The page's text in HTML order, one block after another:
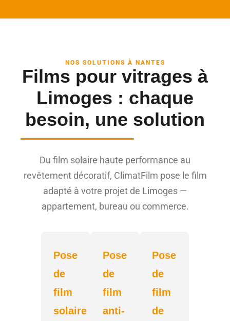
NOS SOLUTIONS À NANTES
Films pour vitrages à
Limoges : chaque
besoin, une solution
Du film solaire haute performance au
revêtement décoratif, ClimatFilm pose le film
adapté à votre projet de Limoges —
appartement, bureau ou commerce.
Pose
de
film
solaire
Pose
de
film
anti-
Pose
de
film
de